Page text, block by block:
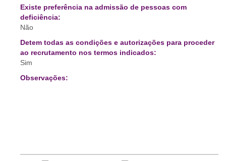
Existe preferência na admissão de pessoas com
deficiência:
Não
Detem todas as condições e autorizações para proceder
ao recrutamento nos termos indicados:
Sim
Observações: